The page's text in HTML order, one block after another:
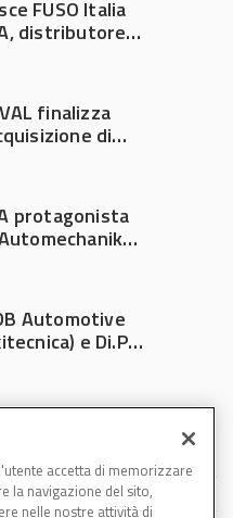
FUSO Italia
distributore
finalizza
di
protagonista
Automotive
e Di.Pa.
accetta di memorizzare
la navigazione del sito,
nelle nostre attività di